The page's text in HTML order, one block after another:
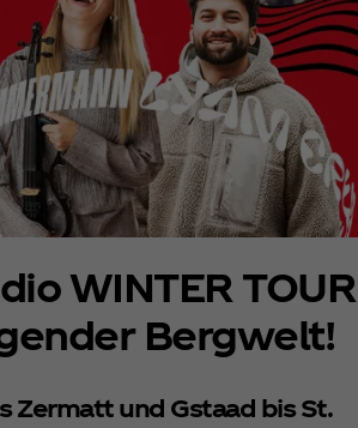
WINTER TOUR
Bergwelt!
Zermatt und Gstaad bis St.